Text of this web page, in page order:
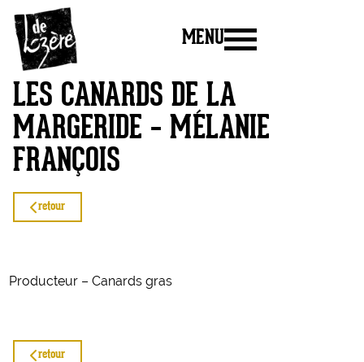
MENU
LES CANARDS DE LA
MARGERIDE – MÉLANIE
FRANÇOIS
retour
Producteur – Canards gras
retour